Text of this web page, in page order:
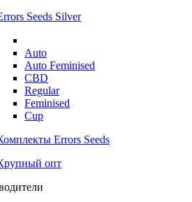
Seeds Silver
Auto
Auto Feminised
CBD
Regular
Feminised
Cup
Errors Seeds
опт